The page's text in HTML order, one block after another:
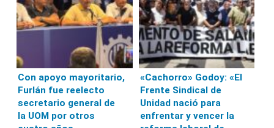
Con apoyo mayoritario,
Furlán fue reelecto
secretario general de
la UOM por otros
«Cachorro» Godoy: «El
Frente Sindical de
Unidad nació para
enfrentar y vencer la